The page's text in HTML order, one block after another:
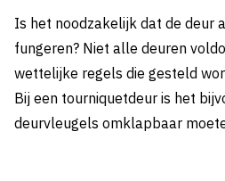
Is het noodzakelijk dat de deur
fungeren? Niet alle deuren
wettelijke regels die gesteld
Bij een tourniquetdeur is het
deurvleugels omklapbaar